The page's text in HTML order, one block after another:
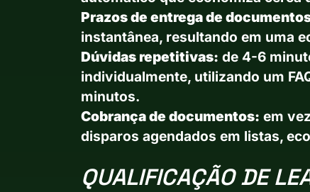
Prazos de entrega de
instantânea, resultando em uma
Dúvidas repetitivas: de 4-6
individualmente, utilizando um
minutos.
Cobrança de documentos: em
disparos agendados em listas,
QUALIFICAÇÃO DE